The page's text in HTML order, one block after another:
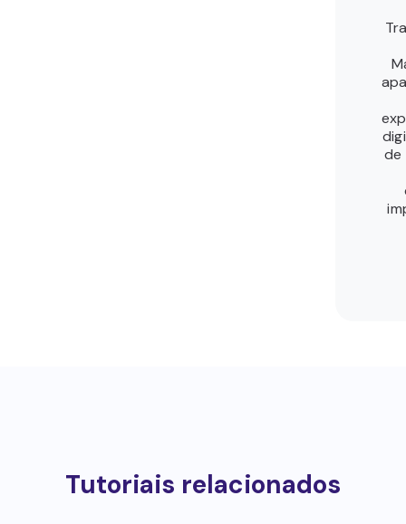
de
Tutoriais relacionados